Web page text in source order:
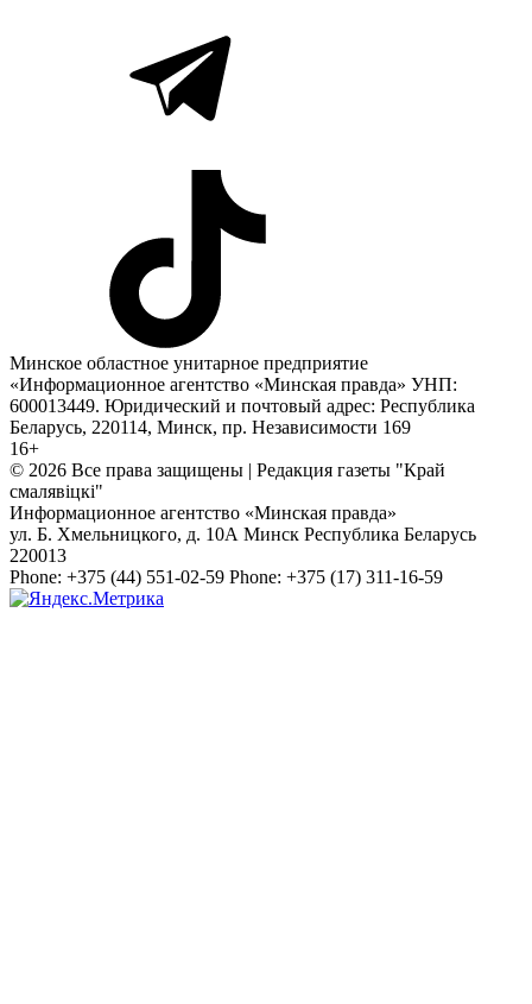
Минское областное унитарное предприятие
«Информационное агентство «Минская правда» УНП:
600013449. Юридический и почтовый адрес: Республика
Беларусь, 220114, Минск, пр. Независимости 169
16+
© 2026 Все права защищены | Редакция газеты "Край
смалявiцкi"
Информационное агентство «Минская правда»
ул. Б. Хмельницкого, д. 10А Минск Республика Беларусь
220013
Phone: +375 (44) 551-02-59 Phone: +375 (17) 311-16-59